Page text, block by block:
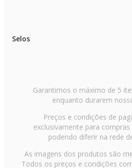
Selos
Garantimos o máximo de 5
enquanto durarem
Preços e condições de
exclusivamente para
podendo diferir na rede
As imagens dos produtos são
Todos os preços e condições